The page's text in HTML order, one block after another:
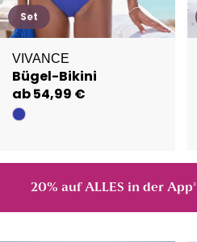
Set
VIVANCE
Bügel-Bikini
ab 54,99 €
20% auf ALLES in der App²